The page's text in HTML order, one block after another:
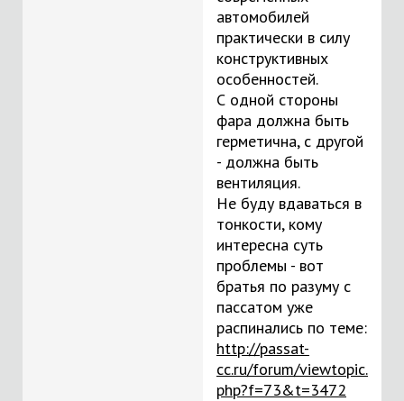
автомобилей
практически в силу
конструктивных
особенностей.
С одной стороны
фара должна быть
герметична, с другой
- должна быть
вентиляция.
Не буду вдаваться в
тонкости, кому
интересна суть
проблемы - вот
братья по разуму с
пассатом уже
распинались по теме:
http://passat-
cc.ru/forum/viewtopic.
php?f=73&t=3472